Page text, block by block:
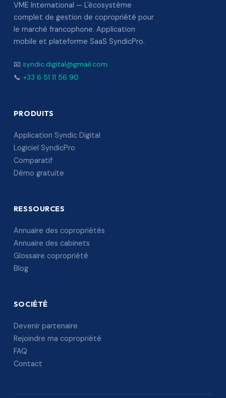
VME International — L'écosystème
complet de gestion de copropriété pour
le marché francophone. Application
mobile et plateforme SaaS SyndicPro.
📧 syndic.digital@gmail.com
📞 +33 6 51 11 56 90
PRODUITS
Application Syndic Digital
Logiciel SyndicPro
Comparatif
Démo gratuite
RESSOURCES
Annuaire des copropriétés
Annuaire des cabinets
Glossaire copropriété
Blog
SOCIÉTÉ
Devenir partenaire
Rejoindre ma copropriété
FAQ
Contact